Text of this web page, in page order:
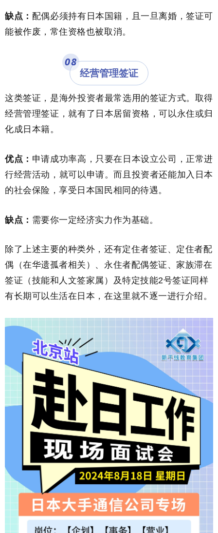
缺点： 配偶必须持有日本国籍，且一旦离婚，签证可
能被作废，常住资格也被取消。
08
经营管理签证
这类签证，是海外投资者最常选用的签证方式。取得
经营管理签证，就有了日本居留资格，可以永住或归
化成日本籍。
优点： 申请成功率高，只要在日本设立公司，正常进
行经营活动，就可以申请。而且投资者还能加入日本
的社会保险，享受日本国民相同的待遇。
缺点： 需要你一定经济实力作为基础。
除了上述主要的种类外，还有定住者签证、定住者配
偶（在华遗孤者相关）、永住者配偶签证、家族滞在
签证（技能和人文签家属）及特定技能2号签证同样
有长期可以生活在日本，在这里就不逐一进行介绍。